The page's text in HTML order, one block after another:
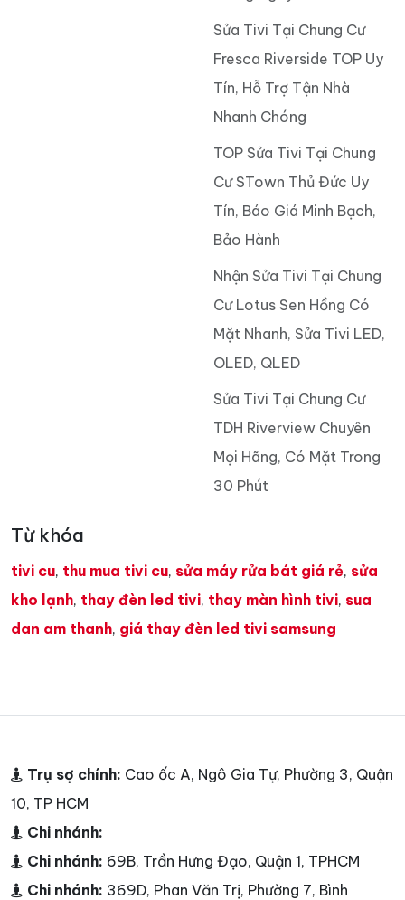
Sửa Tivi Tại Chung Cư
Fresca Riverside TOP Uy
Tín, Hỗ Trợ Tận Nhà
Nhanh Chóng
TOP Sửa Tivi Tại Chung
Cư STown Thủ Đức Uy
Tín, Báo Giá Minh Bạch,
Bảo Hành
Nhận Sửa Tivi Tại Chung
Cư Lotus Sen Hồng Có
Mặt Nhanh, Sửa Tivi LED,
OLED, QLED
Sửa Tivi Tại Chung Cư
TDH Riverview Chuyên
Mọi Hãng, Có Mặt Trong
30 Phút
Từ khóa
tivi cu, thu mua tivi cu, sửa máy rửa bát giá rẻ, sửa
kho lạnh, thay đèn led tivi, thay màn hình tivi, sua
dan am thanh, giá thay đèn led tivi samsung
Trụ sợ chính: Cao ốc A, Ngô Gia Tự, Phường 3, Quận
10, TP HCM
Chi nhánh:
Chi nhánh: 69B, Trần Hưng Đạo, Quận 1, TPHCM
Chi nhánh: 369D, Phan Văn Trị, Phường 7, Bình